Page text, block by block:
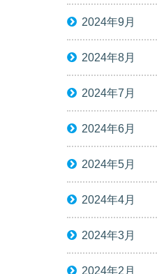
2024年9月
2024年8月
2024年7月
2024年6月
2024年5月
2024年4月
2024年3月
2024年2月